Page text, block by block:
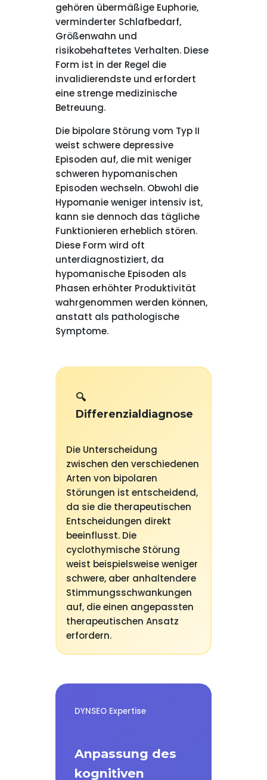
gehören übermäßige Euphorie,
verminderter Schlafbedarf,
Größenwahn und
risikobehaftetes Verhalten. Diese
Form ist in der Regel die
invalidierendste und erfordert
eine strenge medizinische
Betreuung.
Die bipolare Störung vom Typ II
weist schwere depressive
Episoden auf, die mit weniger
schweren hypomanischen
Episoden wechseln. Obwohl die
Hypomanie weniger intensiv ist,
kann sie dennoch das tägliche
Funktionieren erheblich stören.
Diese Form wird oft
unterdiagnostiziert, da
hypomanische Episoden als
Phasen erhöhter Produktivität
wahrgenommen werden können,
anstatt als pathologische
Symptome.
🔍
Differenzialdiagnose
Die Unterscheidung
zwischen den verschiedenen
Arten von bipolaren
Störungen ist entscheidend,
da sie die therapeutischen
Entscheidungen direkt
beeinflusst. Die
cyclothymische Störung
weist beispielsweise weniger
schwere, aber anhaltendere
Stimmungsschwankungen
auf, die einen angepassten
therapeutischen Ansatz
erfordern.
DYNSEO Expertise
Anpassung des
kognitiven